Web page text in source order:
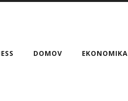
DOMOV EKONOMIKA